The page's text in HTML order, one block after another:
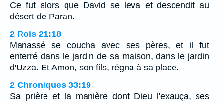
Ce fut alors que David se leva et descendit au
désert de Paran.
2 Rois 21:18
Manassé se coucha avec ses pères, et il fut
enterré dans le jardin de sa maison, dans le jardin
d'Uzza. Et Amon, son fils, régna à sa place.
2 Chroniques 33:19
Sa prière et la manière dont Dieu l'exauça, ses